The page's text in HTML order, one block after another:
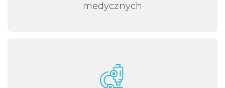
medycznych